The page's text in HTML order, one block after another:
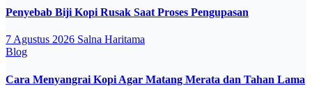
Penyebab Biji Kopi Rusak Saat Proses Pengupasan
7 Agustus 2026 Salna Haritama
Blog
Cara Menyangrai Kopi Agar Matang Merata dan Tahan Lama